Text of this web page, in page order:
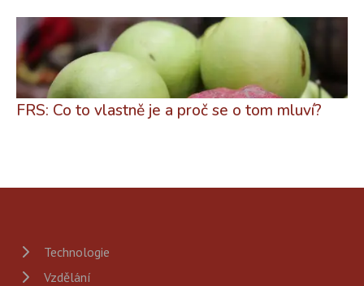
FRS: Co to vlastně je a proč se o tom mluví?
Technologie
Vzdělání